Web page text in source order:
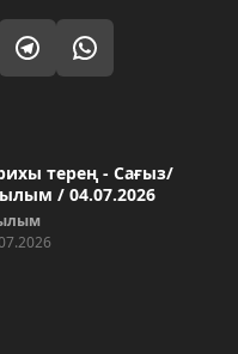
терең - Сағыз/
/ 04.07.2026